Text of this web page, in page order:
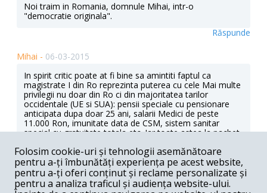
Noi traim in Romania, domnule Mihai, intr-o
"democratie originala".
Răspunde
Mihai - 06-03-2015
In spirit critic poate at fi bine sa amintiti faptul ca
magistrate I din Ro reprezinta puterea cu cele Mai multe
privilegii nu doar din Ro ci din majoritatea tarilor
occidentale (UE si SUA): pensii speciale cu pensionare
anticipata dupa doar 25 ani, salarii Medici de peste
11.000 Ron, imunitate data de CSM, sistem sanitar
special cu gratuitate totala etc. Iar toate astea la pachet
platesc aceste privilegii immense pentru Ro; nu exista
nici un caz in care un magistrat sa fi platit un leu din
zecile de millions de euro decise ca daune de CEDO, fara
sa mai vorbim de mile de cazuri de sentinte diametrall
opuse pentru aceeasi speta sau spete similare si in care
Folosim cookie-uri și tehnologii asemănătoare
pentru a-ți îmbunătăți experiența pe acest website,
pentru a-ți oferi conținut și reclame personalizate și
pentru a analiza traficul și audiența website-ului.